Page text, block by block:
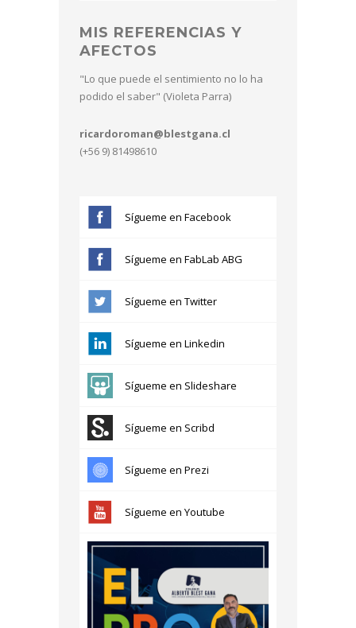
MIS REFERENCIAS Y
AFECTOS
"Lo que puede el sentimiento no lo ha
podido el saber" (Violeta Parra)
ricardoroman@blestgana.cl
(+56 9) 81498610
Sígueme en Facebook
Sígueme en FabLab ABG
Sígueme en Twitter
Sígueme en Linkedin
Sígueme en Slideshare
Sígueme en Scribd
Sígueme en Prezi
Sígueme en Youtube